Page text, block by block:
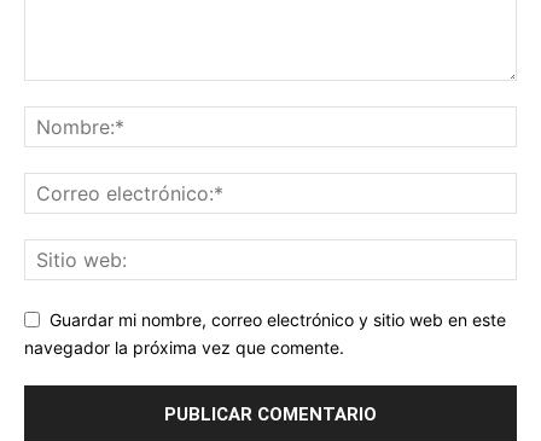
Guardar mi nombre, correo electrónico y sitio web en este
navegador la próxima vez que comente.